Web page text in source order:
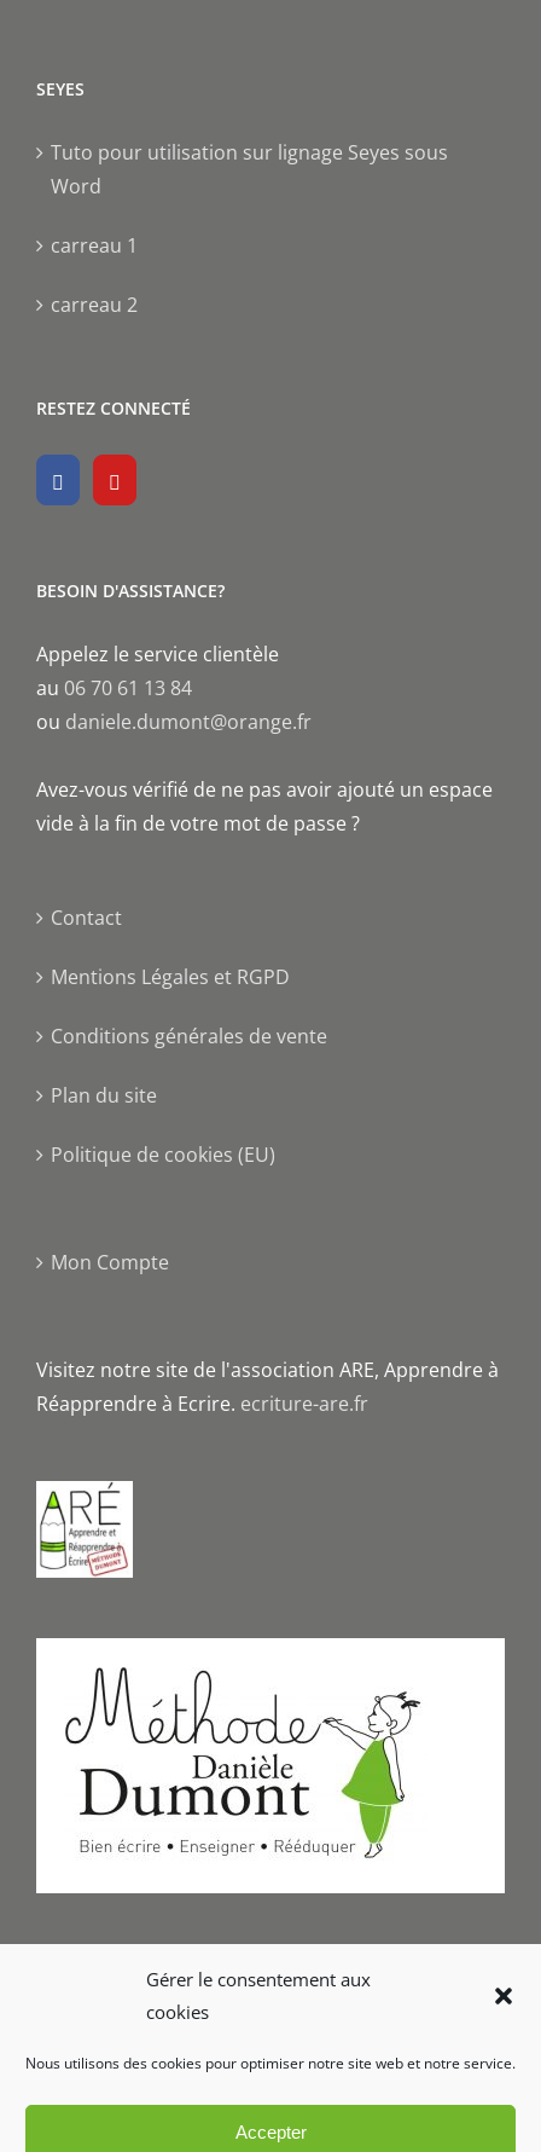
Gérer le consentement aux
cookies
Nous utilisons des cookies pour optimiser notre site web et notre service.
Accepter
SEYES
Tuto pour utilisation sur lignage Seyes sous
Word
carreau 1
carreau 2
RESTEZ CONNECTÉ
BESOIN D'ASSISTANCE?
Appelez le service clientèle
au 06 70 61 13 84
ou daniele.dumont@orange.fr
Avez-vous vérifié de ne pas avoir ajouté un espace
vide à la fin de votre mot de passe ?
Contact
Mentions Légales et RGPD
Conditions générales de vente
Plan du site
Politique de cookies (EU)
Mon Compte
Visitez notre site de l'association ARE, Apprendre à
Réapprendre à Ecrire. ecriture-are.fr
Formulaire de Contact